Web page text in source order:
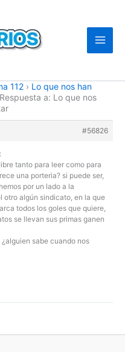
112 › Lo que nos han
Respuesta a: Lo que nos
#56826
tanto para leer como para
una porteria? si puede ser,
por un lado a la
otro algún sindicato, en la que
todos los goles que quiere,
se llevan sus primas ganen
sabe cuando nos